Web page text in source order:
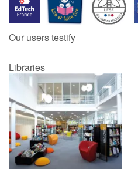
Our users testify
Libraries